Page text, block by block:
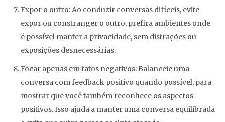
Expor o outro: Ao conduzir conversas difíceis, evite
expor ou constranger o outro, prefira ambientes onde
é possível manter a privacidade, sem distrações ou
exposições desnecessárias.
Focar apenas em fatos negativos: Balanceie uma
conversa com feedback positivo quando possível, para
mostrar que você também reconhece os aspectos
positivos. Isso ajuda a manter uma conversa equilibrada